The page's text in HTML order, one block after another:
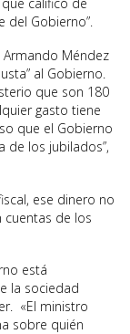
Gobierno”.
Méndez
al Gobierno.
que son 180
gasto tiene
que el Gobierno
de los jubilados”,
ese dinero no
cuentas de los
está
la sociedad
«El ministro
sobre quién